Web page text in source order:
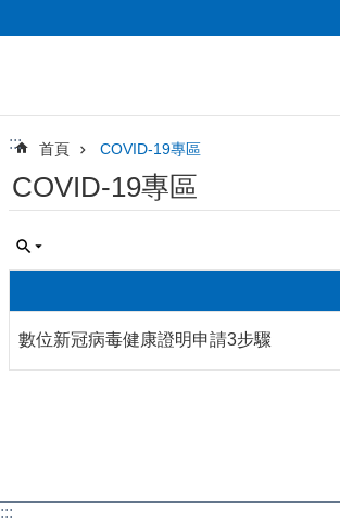
::: 首頁 COVID-19專區
COVID-19專區
數位新冠病毒健康證明申請3步驟
:::